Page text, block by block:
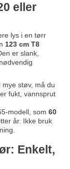
eller
lys i en tørr
123 cm T8
er slank,
støv, må du
fukt, vannsprut
modell, som 60
år. Ikke bruk
Enkelt,